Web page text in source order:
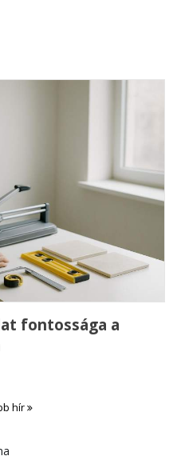
fontossága a
hír